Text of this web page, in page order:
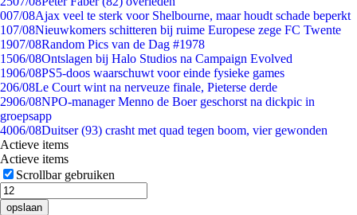
007/08Ajax veel te sterk voor Shelbourne, maar houdt schade beperkt
107/08Nieuwkomers schitteren bij ruime Europese zege FC Twente
1907/08Random Pics van de Dag #1978
1506/08Ontslagen bij Halo Studios na Campaign Evolved
1906/08PS5-doos waarschuwt voor einde fysieke games
206/08Le Court wint na nerveuze finale, Pieterse derde
2906/08NPO-manager Menno de Boer geschorst na dickpic in
groepsapp
4006/08Duitser (93) crasht met quad tegen boom, vier gewonden
Actieve items
Actieve items
Scrollbar gebruiken
opslaan